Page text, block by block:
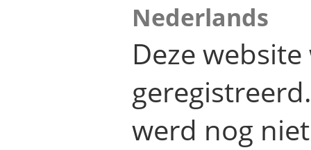
Nederlands
Deze
werd nog